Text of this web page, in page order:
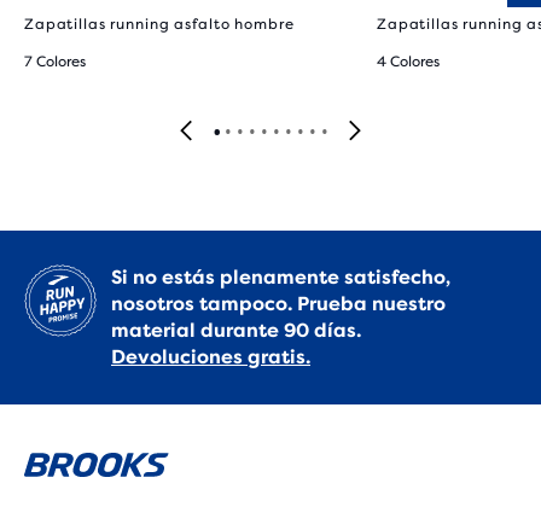
Zapatillas running asfalto hombre
7 Colores
Zapatillas running
4 Colores
Si no estás plenamente satisfecho,
nosotros tampoco. Prueba nuestro
material durante 90 días.
Devoluciones gratis.